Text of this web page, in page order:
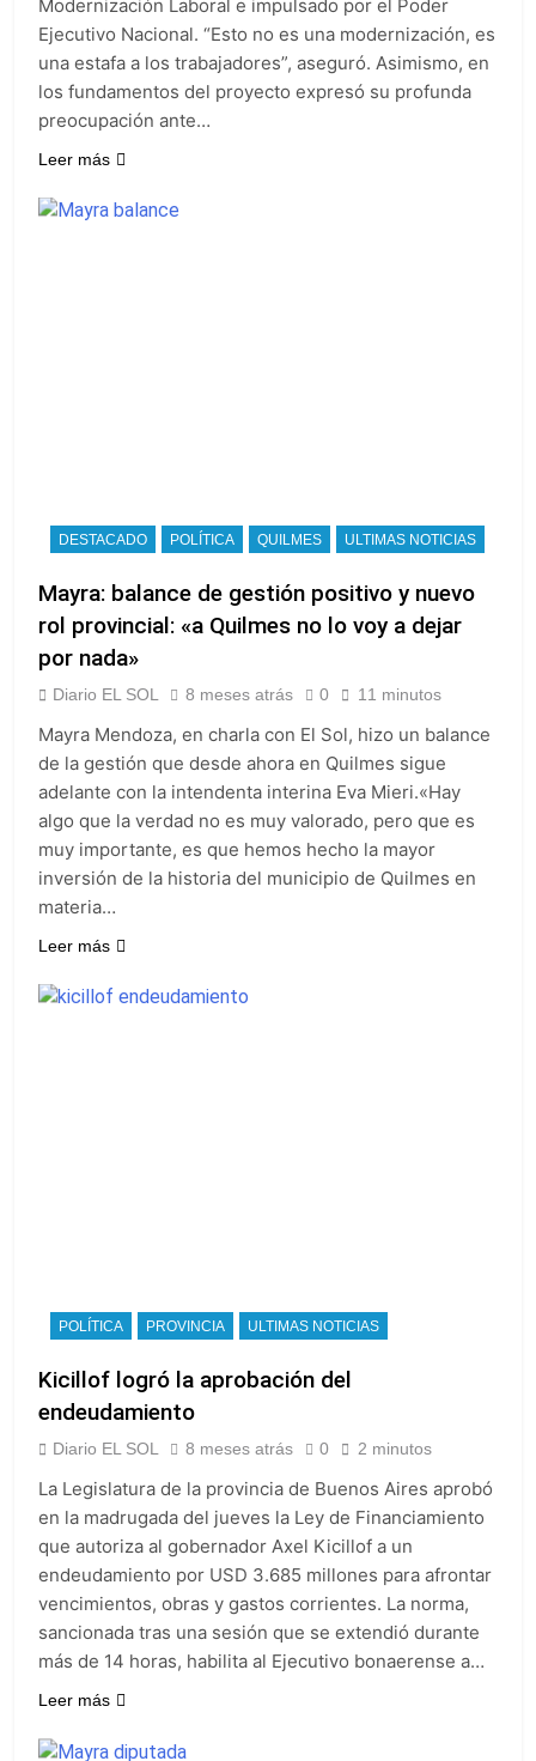
Modernización Laboral e impulsado por el Poder
Ejecutivo Nacional. “Esto no es una modernización, es
una estafa a los trabajadores”, aseguró. Asimismo, en
los fundamentos del proyecto expresó su profunda
preocupación ante…
Leer más
DESTACADO POLÍTICA QUILMES ULTIMAS NOTICIAS
Mayra: balance de gestión positivo y nuevo
rol provincial: «a Quilmes no lo voy a dejar
por nada»
Diario EL SOL 8 meses atrás 0 11 minutos
Mayra Mendoza, en charla con El Sol, hizo un balance
de la gestión que desde ahora en Quilmes sigue
adelante con la intendenta interina Eva Mieri.«Hay
algo que la verdad no es muy valorado, pero que es
muy importante, es que hemos hecho la mayor
inversión de la historia del municipio de Quilmes en
materia…
Leer más
POLÍTICA PROVINCIA ULTIMAS NOTICIAS
Kicillof logró la aprobación del
endeudamiento
Diario EL SOL 8 meses atrás 0 2 minutos
La Legislatura de la provincia de Buenos Aires aprobó
en la madrugada del jueves la Ley de Financiamiento
que autoriza al gobernador Axel Kicillof a un
endeudamiento por USD 3.685 millones para afrontar
vencimientos, obras y gastos corrientes. La norma,
sancionada tras una sesión que se extendió durante
más de 14 horas, habilita al Ejecutivo bonaerense a…
Leer más